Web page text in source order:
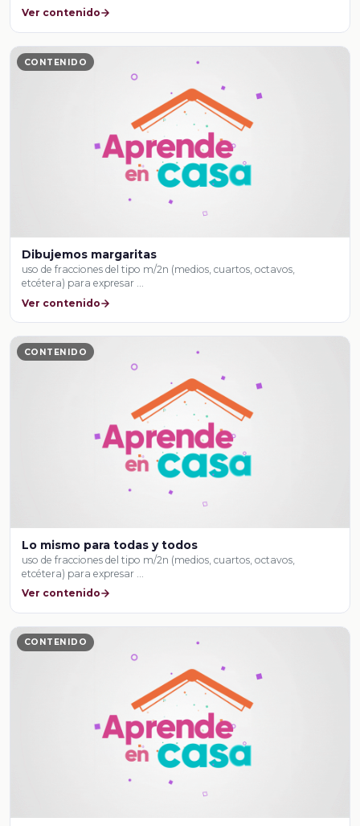
Ver contenido
CONTENIDO
Dibujemos margaritas
uso de fracciones del tipo m/2n (medios, cuartos, octavos,
etcétera) para expresar …
Ver contenido
CONTENIDO
Lo mismo para todas y todos
uso de fracciones del tipo m/2n (medios, cuartos, octavos,
etcétera) para expresar …
Ver contenido
CONTENIDO